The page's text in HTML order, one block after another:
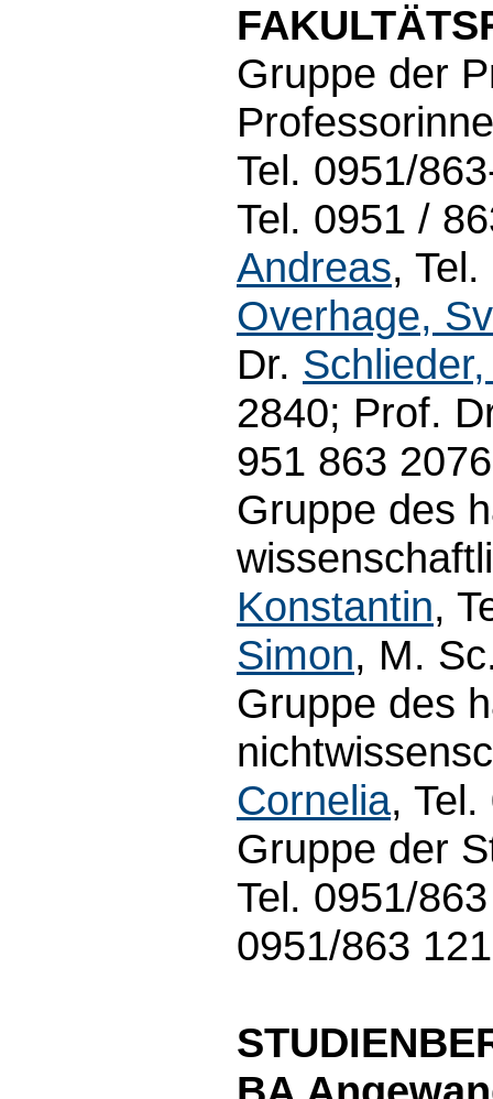
Gruppe der
Tel. 0951/
Tel. 0951 /
Andreas,
Overhage,
Dr.
2840; Prof.
951 863 2076
Gruppe des
Konstantin,
Simon, M.
Gruppe des
Cornelia,
Gruppe der
Tel. 0951/
0951/863